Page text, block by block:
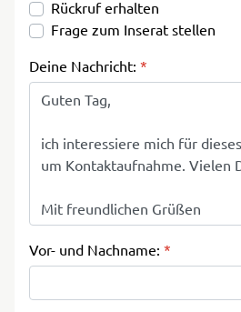
Rückruf erhalten
Frage zum Inserat stellen
Deine Nachricht: *
Vor- und Nachname: *